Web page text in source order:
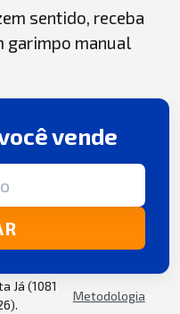
sentido, receba
garimpo manual
vende
Já (1081
Metodologia